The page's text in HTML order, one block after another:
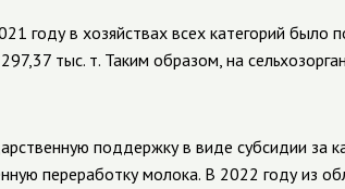
году в хозяйствах всех категорий было
тыс. т. Таким образом, на
поддержку в виде субсидии за
переработку молока. В 2022 году из